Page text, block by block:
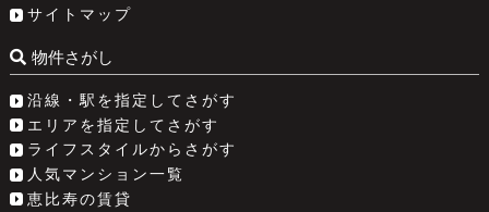
サイトマップ
物件さがし
沿線・駅を指定してさがす
エリアを指定してさがす
ライフスタイルからさがす
人気マンション一覧
恵比寿の賃貸